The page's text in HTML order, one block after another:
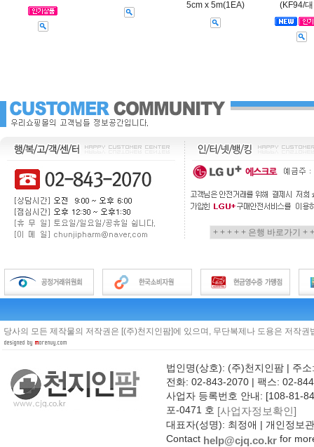
5cm x 5m(1EA)
(KF94/
당사의 모든 제작물의 저작권은 [(주)천지인팜]에 있으며, 무단복제나 도용은 저작
법인명(상호): (주)천지인팜 | 주
전화: 02-843-2070 | 팩스: 02-
사업자 등록번호 안내: [108-81-
포-0471 호 [사업자정보확인]
대표자(성명): 최정애 | 개인정보
Contact help@cjq.co.kr for